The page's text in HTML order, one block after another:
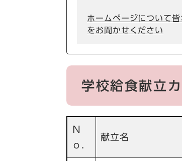
ホームページについて
をお聞かせください
学校給食献立
Ｎ
ｏ．
献立名